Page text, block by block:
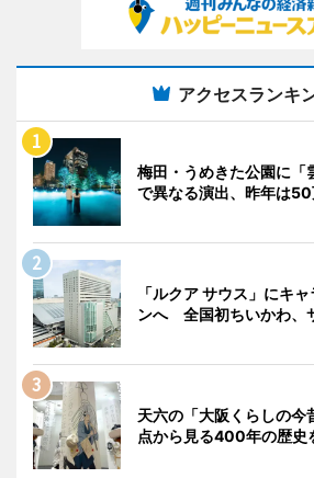
アクセスランキ
梅田・うめきた公園に
で異なる演出、昨年は
「ルクア サウス」にキ
ンへ 全国初ちいかわ、
天六の「大阪くらしの
点から見る400年の歴史